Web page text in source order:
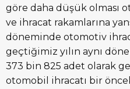
göre daha düşük olması
ve ihracat rakamlarına
döneminde otomotiv
geçtiğimiz yılın aynı
373 bin 825 adet olarak
otomobil ihracatı bir